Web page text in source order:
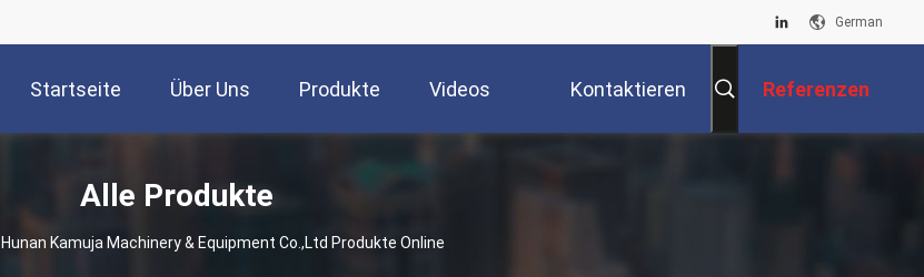
German
Startseite Über Uns Produkte Videos Kontaktieren Referenzen
Alle Produkte
Hunan Kamuja Machinery & Equipment Co.,Ltd Produkte Online